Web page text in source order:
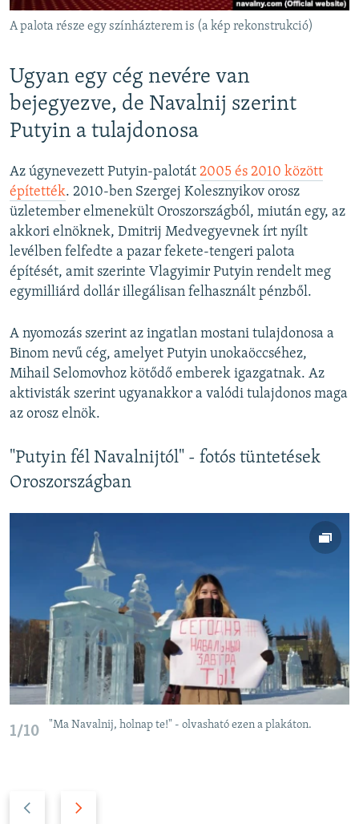
A palota része egy színházterem is (a kép rekonstrukció)
Ugyan egy cég nevére van
bejegyezve, de Navalnij szerint
Putyin a tulajdonosa
Az úgynevezett Putyin-palotát 2005 és 2010 között
építették. 2010-ben Szergej Kolesznyikov orosz
üzletember elmenekült Oroszországból, miután egy, az
akkori elnöknek, Dmitrij Medvegyevnek írt nyílt
levélben felfedte a pazar fekete-tengeri palota
építését, amit szerinte Vlagyimir Putyin rendelt meg
egymilliárd dollár illegálisan felhasznált pénzből.
A nyomozás szerint az ingatlan mostani tulajdonosa a
Binom nevű cég, amelyet Putyin unokaöccséhez,
Mihail Selomovhoz kötődő emberek igazgatnak. Az
aktivisták szerint ugyanakkor a valódi tulajdonos maga
az orosz elnök.
"Putyin fél Navalnijtól" - fotós tüntetések
Oroszországban
1/10 "Ma Navalnij, holnap te!" - olvasható ezen a plakáton.